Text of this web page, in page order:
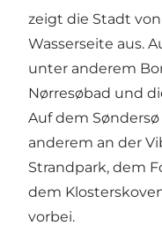
zeigt die Stadt
Wasserseite aus.
unter anderem
Nørresøbad und
Auf dem
anderem an der
Strandpark, dem
dem
vorbei.